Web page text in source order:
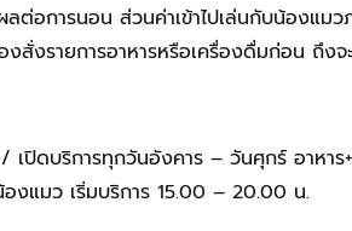
ต่อการนอน ส่วนค่าเข้าไปเล่นกับน้องแมว
สั่งรายการอาหารหรือเครื่องดื่มก่อน ถึงจะ
เปิดบริการทุกวันอังคาร – วันศุกร์ อาหา
งแมว เริ่มบริการ 15.00 – 20.00 น.